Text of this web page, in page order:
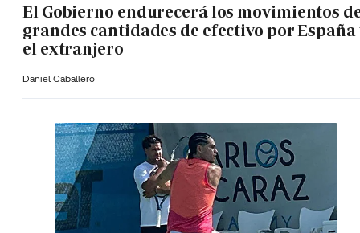
El Gobierno endurecerá los movimientos
grandes cantidades de efectivo por España
el extranjero
Daniel Caballero